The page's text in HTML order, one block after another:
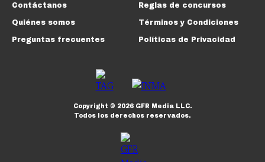
Contáctanos
Quiénes somos
Preguntas frecuentes
Reglas de concursos
Términos y Condiciones
Políticas de Privacidad
Copyright © 2026GFR Media LLC.
Todos los derechos reservados.